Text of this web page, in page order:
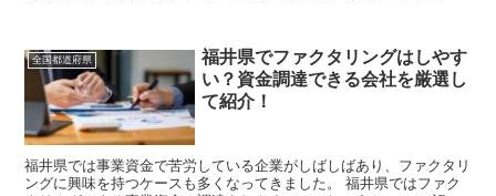
全国都道府県
福井県でファクタリングはしやす
い？資金調達できる会社を厳選し
て紹介！
福井県では事業資金で苦労している企業がしばしばあり、ファクタリ
ングに興味を持つケースも多くなってきました。 福井県ではファク